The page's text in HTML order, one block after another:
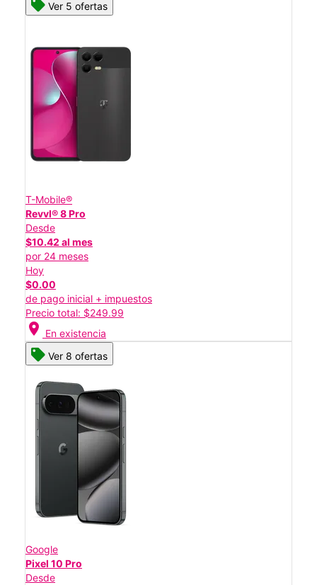
Ver 5 ofertas
T-Mobile®
Revvl® 8 Pro
Desde
$10.42 al mes
por 24 meses
Hoy
$0.00
de pago inicial + impuestos
Precio total: $249.99
location_on En existencia
Ver 8 ofertas
Google
Pixel 10 Pro
Desde